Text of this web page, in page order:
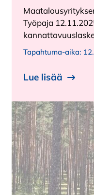
Työpaja
Tapahtuma-aika:
Lue lisää